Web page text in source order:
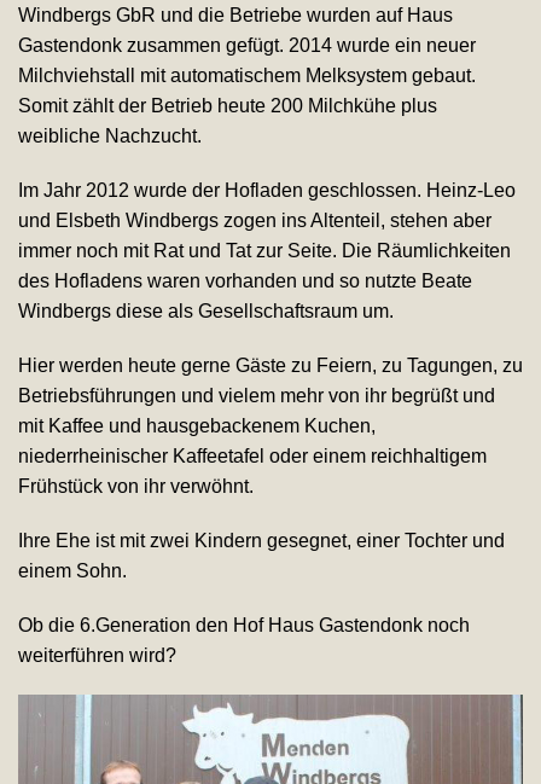
Windbergs GbR und die Betriebe wurden auf Haus
Gastendonk zusammen gefügt. 2014 wurde ein neuer
Milchviehstall mit automatischem Melksystem gebaut.
Somit zählt der Betrieb heute 200 Milchkühe plus
weibliche Nachzucht.
Im Jahr 2012 wurde der Hofladen geschlossen. Heinz-Leo
und Elsbeth Windbergs zogen ins Altenteil, stehen aber
immer noch mit Rat und Tat zur Seite. Die Räumlichkeiten
des Hofladens waren vorhanden und so nutzte Beate
Windbergs diese als Gesellschaftsraum um.
Hier werden heute gerne Gäste zu Feiern, zu Tagungen, zu
Betriebsführungen und vielem mehr von ihr begrüßt und
mit Kaffee und hausgebackenem Kuchen,
niederrheinischer Kaffeetafel oder einem reichhaltigem
Frühstück von ihr verwöhnt.
Ihre Ehe ist mit zwei Kindern gesegnet, einer Tochter und
einem Sohn.
Ob die 6.Generation den Hof Haus Gastendonk noch
weiterführen wird?